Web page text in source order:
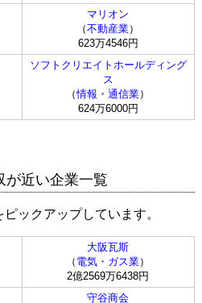
マリオン
（不動産業）
623万4546円
ソフトクリエイトホールディング
ス
（情報・通信業）
624万6000円
が近い企業一覧
ックアップしています。
大阪瓦斯
（ 電気・ガス業）
2億2569万6438円
守谷商会